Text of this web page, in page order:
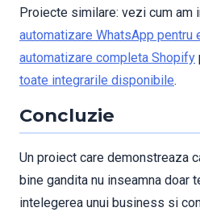
Proiecte similare: vezi cum am
automatizare WhatsApp pentru
automatizare completa Shopify
toate integrarile disponibile.
Concluzie
Un proiect care demonstreaza
bine gandita nu inseamna doar
intelegerea unui business si